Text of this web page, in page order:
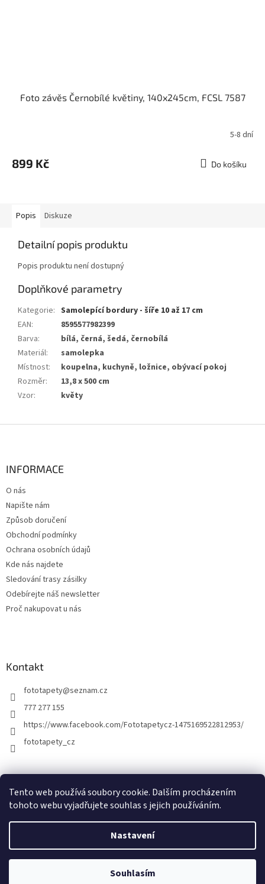
Tento web používá soubory cookie. Dalším procházením
tohoto webu vyjadřujete souhlas s jejich používáním.
Nastavení
Souhlasím
Foto závěs Černobílé květiny, 140x245cm, FCSL 7587
5-8 dní
899 Kč Do košíku
Popis Diskuze
Detailní popis produktu
Popis produktu není dostupný
Doplňkové parametry
Kategorie: Samolepící bordury - šíře 10 až 17 cm
EAN:
8595577982399
Barva:
bílá, černá, šedá, černobílá
Materiál:
samolepka
Místnost:
koupelna, kuchyně, ložnice, obývací pokoj
Rozměr:
13,8 x 500 cm
Vzor: květy
INFORMACE
O nás
Napište nám
Způsob doručení
Obchodní podmínky
Ochrana osobních údajů
Kde nás najdete
Sledování trasy zásilky
Odebírejte náš newsletter
Proč nakupovat u nás
Kontakt
fototapety@seznam.cz
777 277 155
https://www.facebook.com/Fototapetycz-1475169522812953/
fototapety_cz
Vytvořil Shoptet
FOTOTAPETY.CZ. Všechna práva vyhrazena.